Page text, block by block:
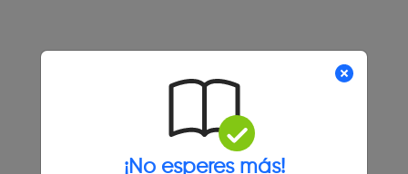
¡No esperes más!